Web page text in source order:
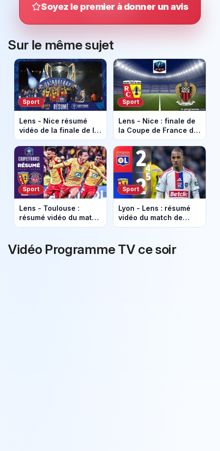
Soyez le premier à donner un avis
Sur le même sujet
Sport
Lens - Nice résumé
vidéo de la finale de la
Coupe de France. Le
RC Lens gagne la
Coupe !
Sport
Lens - Nice : finale de
la Coupe de France de
foot en direct à 21h sur
France 2
Sport
Lens - Toulouse :
résumé vidéo du match
de Coupe de France.
finale !
Sport
Lyon - Lens : résumé
vidéo du match de
Coupe de France.
Lens !
Vidéo Programme TV ce soir